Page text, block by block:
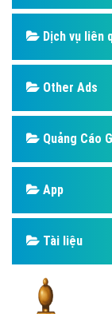
Design
SEO
Banner
Facebook
Google
Bảng giá